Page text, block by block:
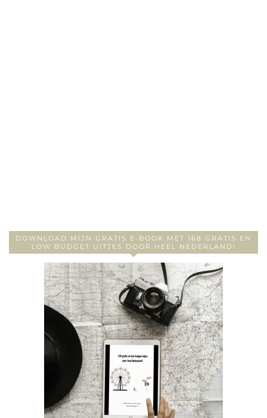
DOWNLOAD MIJN GRATIS E-BOOK MET 168 GRATIS EN
LOW BUDGET UITJES DOOR HEEL NEDERLAND!